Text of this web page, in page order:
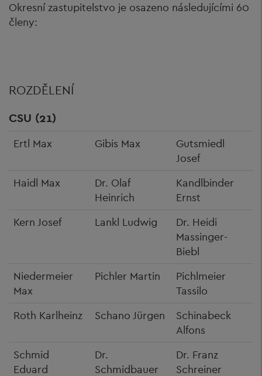
Okresní zastupitelstvo je osazeno následujícími 60
členy:
ROZDĚLENÍ
CSU (21)
Ertl Max Gibis Max
Gutsmiedl
Josef
Haidl Max
Dr. Olaf
Heinrich
Kandlbinder
Ernst
Kern Josef
Lankl Ludwig
Dr. Heidi
Massinger-
Biebl
Niedermeier
Max
Pichler Martin
Pichlmeier
Tassilo
Roth Karlheinz
Schano Jürgen
Schinabeck
Alfons
Schmid
Eduard
Dr.
Schmidbauer
Dr. Franz
Schreiner